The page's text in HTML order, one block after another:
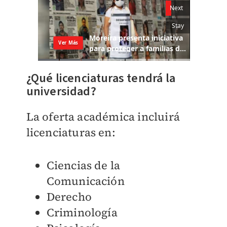
¿Qué licenciaturas tendrá la
universidad?
La oferta académica incluirá
licenciaturas en:
Ciencias de la
Comunicación
Derecho
Criminología